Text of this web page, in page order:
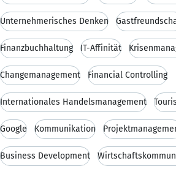
Unternehmerisches Denken
Finanzbuchhaltung IT-Affinität
Changemanagement Financial Controlling
Internationales Handelsmanagement
Google Kommunikation
Business Development